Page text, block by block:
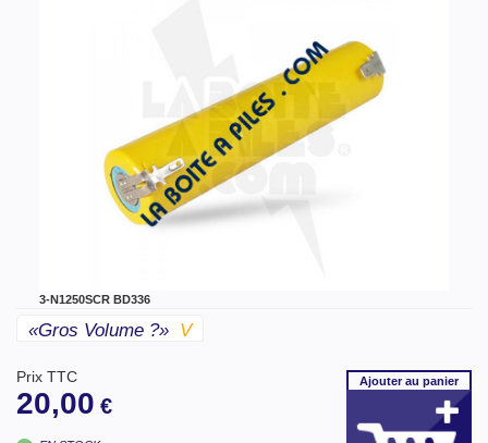
3-N1250SCR BD336
«gros Volume ?» V
Prix TTC
20,00 €
Ajouterau panier